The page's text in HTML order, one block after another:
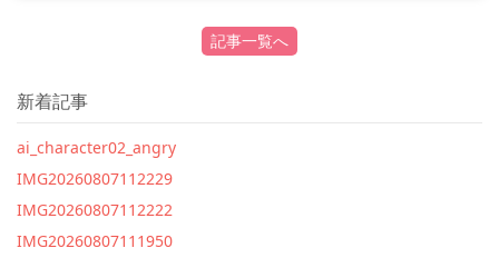
記事一覧へ
新着記事
ai_character02_angry
IMG20260807112229
IMG20260807112222
IMG20260807111950